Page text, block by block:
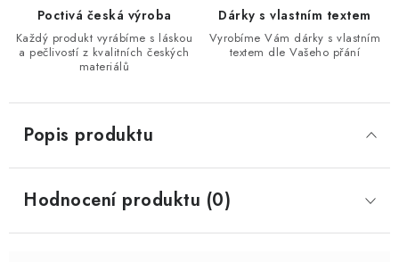
Poctivá česká výroba
Každý produkt vyrábíme s láskou
a pečlivostí z kvalitních českých
materiálů
Dárky s vlastním textem
Vyrobíme Vám dárky s vlastním
textem dle Vašeho přání
Popis produktu
Hodnocení produktu (0)